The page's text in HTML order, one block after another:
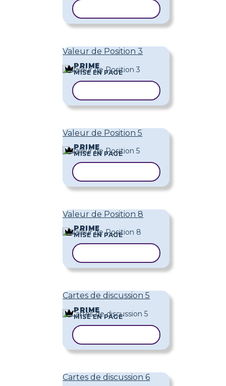
Valeur de Position 3
PRIME
MISE EN PAGE
Valeur de Position 5
PRIME
MISE EN PAGE
Valeur de Position 8
PRIME
MISE EN PAGE
Cartes de discussion 5
PRIME
MISE EN PAGE
Cartes de discussion 6